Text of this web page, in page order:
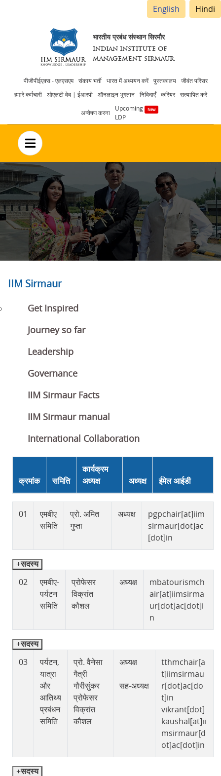
English Hindi
भारतीय प्रबंध संस्थान सिरमौर
INDIAN INSTITUTE OF
MANAGEMENT SIRMAUR
Header
menu
पीजीपीईएक्स - एलएसएम संकाय भर्ती भारत में अध्ययन करें पुस्तकालय
जीवंत परिसर
हमारे कर्मचारी
ओएलटी वेब | ईआरपी ऑनलाइन भुगतान निविदाएँ करियर सत्यापित करें
अन्वेषण करना
Upcoming
LDP
no text
IIM Sirmaur
Get Inspired
Journey so far
Leadership
Governance
IIM Sirmaur Facts
IIM Sirmaur manual
International Collaboration
क्रमांक समिति
कार्यक्रम
अध्यक्ष
अध्यक्ष ईमेल आईडी
01
एमबीए
समिति
प्रो. अमित
गुप्ता
अध्यक्ष
pgpchair[at]iim
sirmaur[dot]ac
[dot]in
सदस्य
02
एमबीए-
पर्यटन
समिति
प्रोफेसर
विक्रांत
कौशल
अध्यक्ष
mbatourismch
air[at]iimsirma
ur[dot]ac[dot]i
n
सदस्य
03
पर्यटन,
यात्रा
और
आतिथ्य
प्रबंधन
समिति
प्रो. वैनेसा
गैत्री
गौरीसुंकर
प्रोफेसर
विक्रांत
कौशल
अध्यक्ष
सह-अध्यक्ष
tthmchair[a
t]iimsirmau
r[dot]ac[do
t]in
vikrant[dot]
kaushal[at]ii
msirmaur[d
ot]ac[dot]in
सदस्य